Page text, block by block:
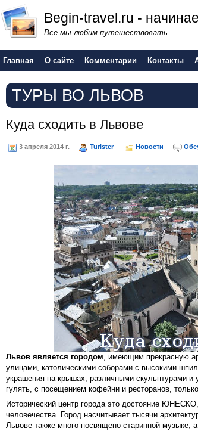
Begin-travel.ru -
Все мы любим путешествовать...
Главная О сайте Комментарии Контакты
ТУРЫ ВО ЛЬВОВ
Куда сходить в Львове
3 апреля 2014 г. Turister Новости
Львов является городом, имеющим прекрасную
улицами, католическими соборами с высокими
украшения на крышах, различными скульптурами
гулять, с посещением кофейни и ресторанов,
Исторический центр города это достояние
человечества. Город насчитывает тысячи
Львове также много посвящено старинной музыке,